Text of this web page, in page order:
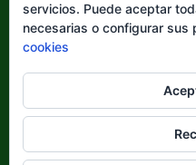
Elegir
idioma
servicios. Puede aceptar
necesarias o configurar sus
cookies